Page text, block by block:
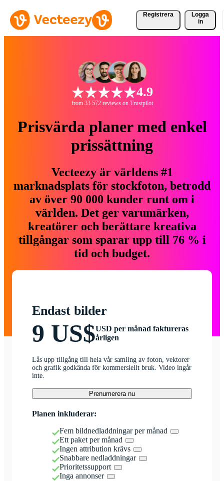
Registrera
Logga
in
4.9
from 33 572 reviews on Trustpilot
Prisvärda planer med enkel
prissättning
Vecteezy är världens #1
marknadsplats för stockfoton, betrodd
av över 90 000 kunder runt om i
världen. Det ger varumärken,
kreatörer och berättare kreativa
tillgångar som sparar upp till 76 % i
tid och budget.
Endast bilder
9 US$USD per månad faktureras
årligen
Lås upp tillgång till hela vår samling av foton, vektorer
och grafik godkända för kommersiellt bruk. Video ingår
inte.
Prenumerera nu
Planen inkluderar:
Fem bildnedladdningar per månad
Ett paket per månad
Ingen attribution krävs
Snabbare nedladdningar
Prioritetssupport
Inga annonser